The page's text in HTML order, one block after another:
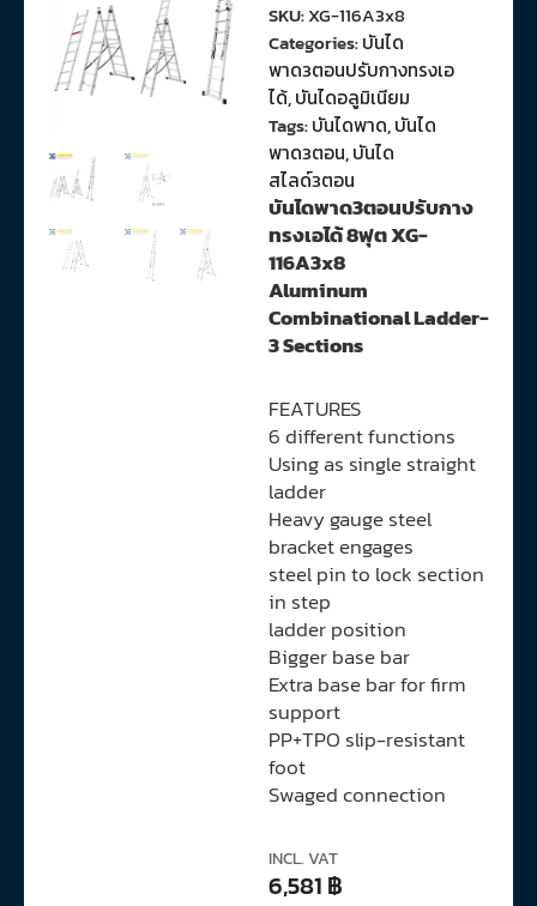
SKU:XG-116A3x8
Categories:บันได
พาด3ตอนปรับกางทรงเอ
ได้,บันไดอลูมิเนียม
Tags:บันไดพาด,บันได
พาด3ตอน,บันได
สไลด์3ตอน
บันไดพาด3ตอนปรับกาง
ทรงเอได้ 8ฟุต XG-
116A3x8
Aluminum
Combinational Ladder-
3 Sections
FEATURES
6 different functions
Using as single straight
ladder
Heavy gauge steel
bracket engages
steel pin to lock section
in step
ladder position
Bigger base bar
Extra base bar for firm
support
PP+TPO slip-resistant
foot
Swaged connection
INCL. VAT
6,581 ฿